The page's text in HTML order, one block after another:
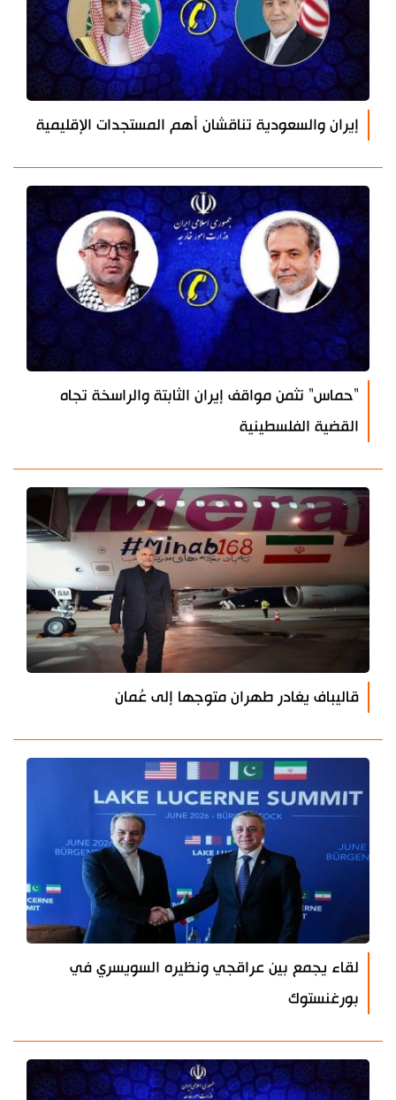
إيران والسعودية تناقشان أهم المستجدات الإقليمية
"حماس" تثمن مواقف إيران الثابتة والراسخة تجاه
القضية الفلسطينية
قاليباف يغادر طهران متوجها إلى عُمان
لقاء يجمع بين عراقجي ونظيره السويسري في
بورغنستوك